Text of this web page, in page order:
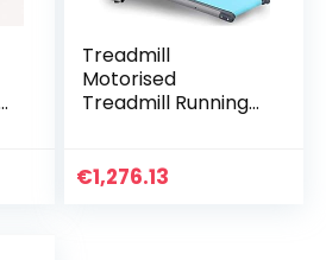
Treadmill
Motorised
Treadmill Running
Treadmill Walking
€1,276.13